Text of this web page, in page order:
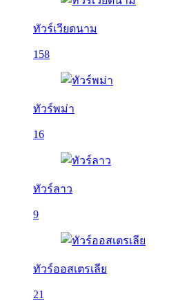
ทัวร์เวียดนาม
158
ทัวร์พม่า
16
ทัวร์ลาว
9
ทัวร์ออสเตรเลีย
21